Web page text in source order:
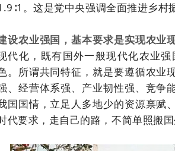
。这是党中央强调全面推进乡村
设农业强国，基本要求是实现农业
代化，既有国外一般现代化农业
。所谓共同特征，就是要遵循农业
、经营体系强、产业韧性强、竞争
国国情，立足人多地少的资源禀赋
代要求，走自己的路，不简单照搬